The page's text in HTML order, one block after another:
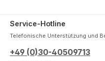
Service-Hotline
Telefonische Unterstützung und
+49 (0)30-40509713